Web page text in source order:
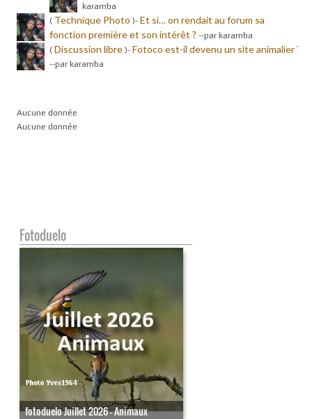
karamba
( Technique Photo )- Et si… on rendait au forum sa
fonction première et son intérêt ? --par karamba
( Discussion libre )- Fotoco est-il devenu un site animalier ?
--par karamba
Aucune donnée
Aucune donnée
Fotoduelo
fotoduelo Juillet 2026 - Animaux